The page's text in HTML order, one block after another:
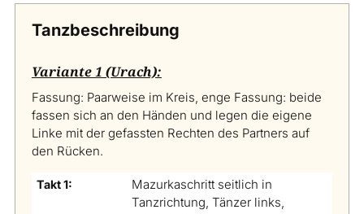
Tanzbeschreibung
Variante 1 (Urach):
Fassung: Paarweise im Kreis, enge Fassung: beide
fassen sich an den Händen und legen die eigene
Linke mit der gefassten Rechten des Partners auf
den Rücken.
Takt 1:
Mazurkaschritt seitlich in
Tanzrichtung, Tänzer links,